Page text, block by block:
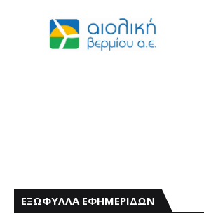
ΕΞΩΦΥΛΛΑ ΕΦΗΜΕΡΙΔΩΝ